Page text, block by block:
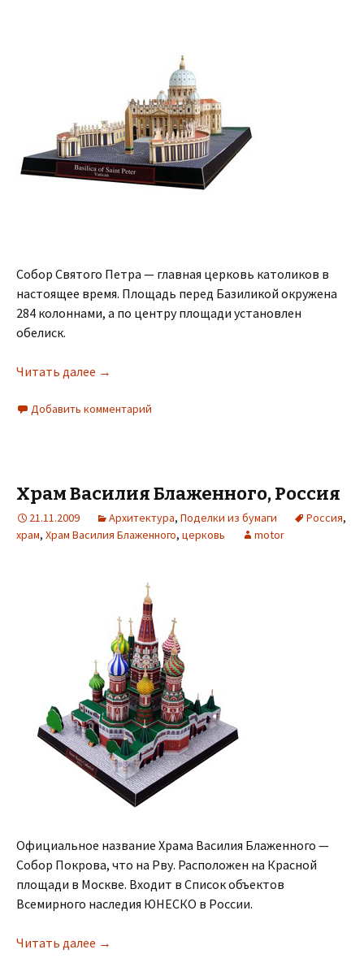
Собор Святого Петра — главная церковь католиков в
настоящее время. Площадь перед Базиликой окружена
284 колоннами, а по центру площади установлен
обелиск.
Читать далее →
Добавить комментарий
Храм Василия Блаженного, Россия
21.11.2009 Архитектура, Поделки из бумаги Россия,
храм, Храм Василия Блаженного, церковь motor
Официальное название Храма Василия Блаженного —
Собор Покрова, что на Рву. Расположен на Красной
площади в Москве. Входит в Список объектов
Всемирного наследия ЮНЕСКО в России.
Читать далее →